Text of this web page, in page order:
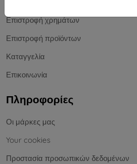
Επιστροφή χρημάτων
Επιστροφή προϊόντων
Καταγγελία
Επικοινωνία
Πληροφορίες
Οι μάρκες μας
Your cookies
Προστασία προσωπικών δεδομένων